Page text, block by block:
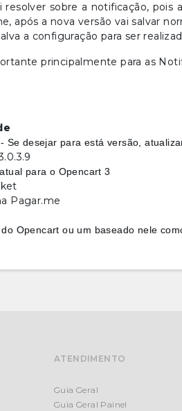
resolver sobre a notificação, pois
após a nova versão vai salvar
a configuração para ser
principalmente para as
Se desejar para está versão,
para o Opencart 3
Pagar.me
Opencart ou um baseado nele
ATENDIMENTO
Guia Geral
Guia Geral Painel